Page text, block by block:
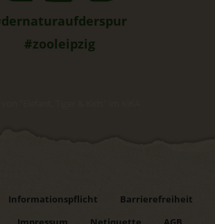
#zooleipzig
Informationspflicht
Barrierefreiheit